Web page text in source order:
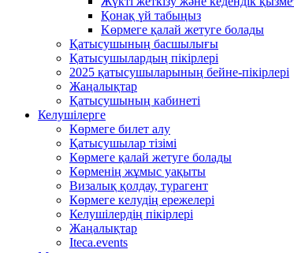
Қонақ үй табыңыз
Kөрмеге қалай жетуге болады
Қатысушының басшылығы
Қатысушылардың пікірлері
2025 қатысушыларының бейне-пікірлері
Жаңалықтар
Қатысушының кабинеті
Келушілерге
Көрмеге билет алу
Қатысушылар тізімі
Көрмеге қалай жетуге болады
Көрменің жұмыс уақыты
Визалық қолдау, турагент
Көрмеге келудің ережелері
Келушілердің пікірлері
Жаңалықтар
Iteca.events